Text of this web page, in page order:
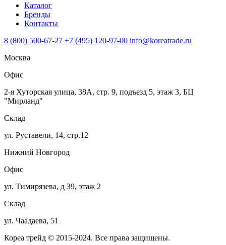
Каталог
Бренды
Контакты
8 (800) 500-67-27 +7 (495) 120-97-00 info@koreatrade.ru
Москва
Офис
2-я Хуторская улица, 38А, стр. 9, подъезд 5, этаж 3, БЦ
"Мирланд"
Склад
ул. Руставели, 14, стр.12
Нижний Новгород
Офис
ул. Тимирязева, д 39, этаж 2
Склад
ул. Чаадаева, 51
Кореа трейд © 2015-2024. Все права защищены.